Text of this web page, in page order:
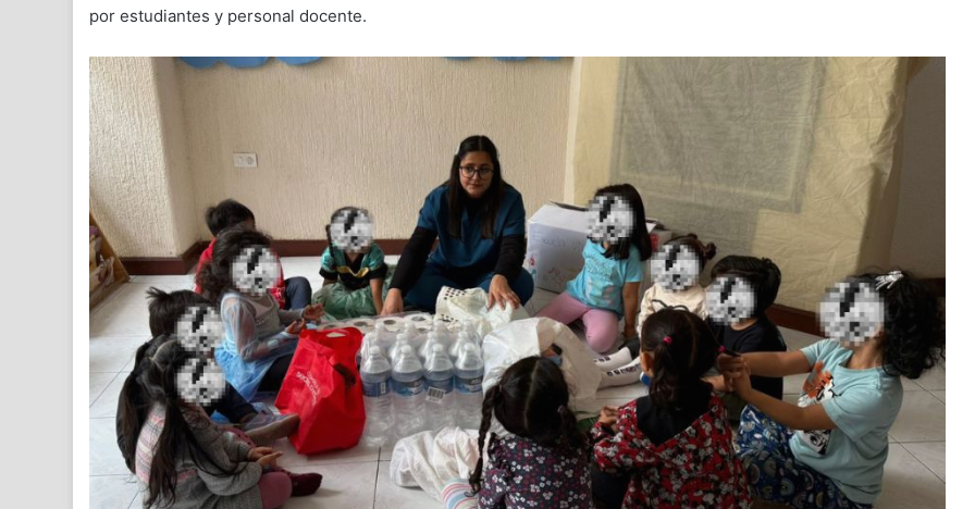
por estudiantes y personal docente.